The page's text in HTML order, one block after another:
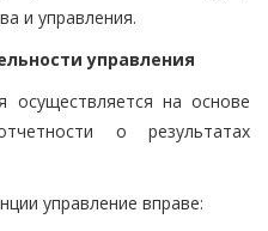
и управления.
управления
осуществляется на основе
о результатах
управление вправе: